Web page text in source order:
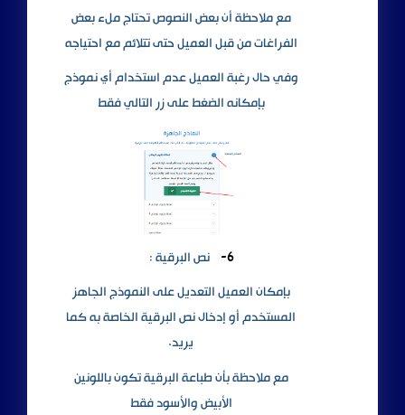
مع ملاحظة أن بعض النصوص تحتاج ملء بعض
الفراغات من قبل العميل حتى تتلائم مع احتياجه
وفي حال رغبة العميل عدم استخدام أي نموذج
بإمكانه الضغط على زر التالي فقط
6-
نص البرقية :
بإمكان العميل التعديل على النموذج الجاهز
المستخدم أو إدخال نص البرقية الخاصة به كما
يريد.
مع ملاحظة بأن طباعة البرقية تكون باللونين
الأبيض والأسود فقط